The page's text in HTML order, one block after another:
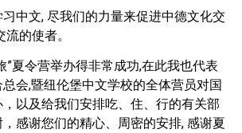
中文, 尽我们的力量来促进中德文化交
的使者。
”夏令营举办得非常成功,在此我也代表
会,暨纽伦堡中文学校的全体营员对国
以及给我们安排吃、住、行的有关部
感谢您们的精心、周密的安排, 感谢夏